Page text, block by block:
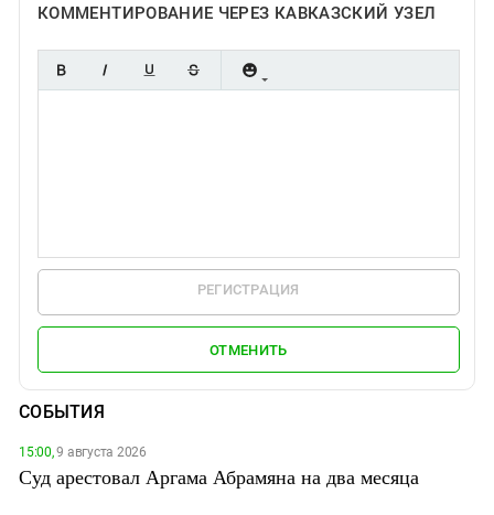
КОММЕНТИРОВАНИЕ ЧЕРЕЗ КАВКАЗСКИЙ УЗЕЛ
РЕГИСТРАЦИЯ
ОТМЕНИТЬ
СОБЫТИЯ
15:00,9 августа 2026
Суд арестовал Аргама Абрамяна на два месяца